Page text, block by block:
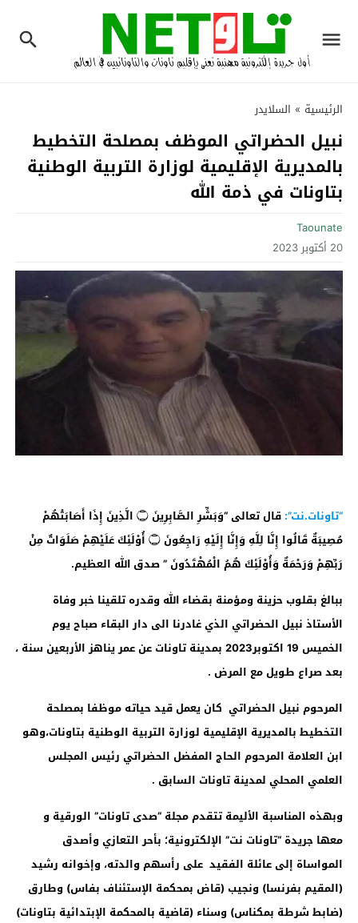
الرئيسية » السلايدر
نبيل الحضراتي الموظف بمصلحة التخطيط
بالمديرية الإقليمية لوزارة التربية الوطنية
بتاونات في ذمة الله‎
Taounate
20 أكتوبر 2023
“تاونات.نت”:
قال تعالى “وَبَشِّرِ الصَّابِرِينَ ۝ الَّذِينَ إِذَا أَصَابَتْهُمْ
مُصِيبَةٌ قَالُوا إِنَّا لِلَّهِ وَإِنَّا إِلَيْهِ رَاجِعُونَ ۝ أُوْلَئِكَ عَلَيْهِمْ صَلَوَاتٌ مِنْ
رَبِّهِمْ وَرَحْمَةٌ وَأُوْلَئِكَ هُمُ الْمُهْتَدُونَ ” صدق الله العظيم.
ببالغ بقلوب حزينة ومؤمنة بقضاء الله وقدره تلقينا خبر وفاة
الأستاذ نبيل الحضراتي الذي غادرنا الى دار البقاء صباح يوم
الخميس 19 اكتوبر2023 بمدينة تاونات عن عمر يناهز الأربعين سنة ،
بعد صراع طويل مع المرض.
المرحوم نبيل الحضراتي كان يعمل قيد حياته موظفا بمصلحة
التخطيط بالمديرية الإقليمية لوزارة التربية الوطنية بتاونات،وهو
ابن العلامة المرحوم الحاج المفضل الحضراتي رئيس المجلس
العلمي المحلي لمدينة تاونات السابق.
وبهذه المناسبة الأليمة تتقدم مجلة “صدى تاونات” الورقية و
معها جريدة “تاونات نت” الإلكترونية؛ بأحر التعازي وأصدق
المواساة إلى عائلة الفقيد على رأسهم والدته، وإخوانه رشيد
(المقيم بفرنسا) ونجيب (قاض بمحكمة الإستئناف بفاس) وطارق
(ضابط شرطة بمكناس) وسناء (قاضية بالمحكمة الإبتدائية بتاونات)